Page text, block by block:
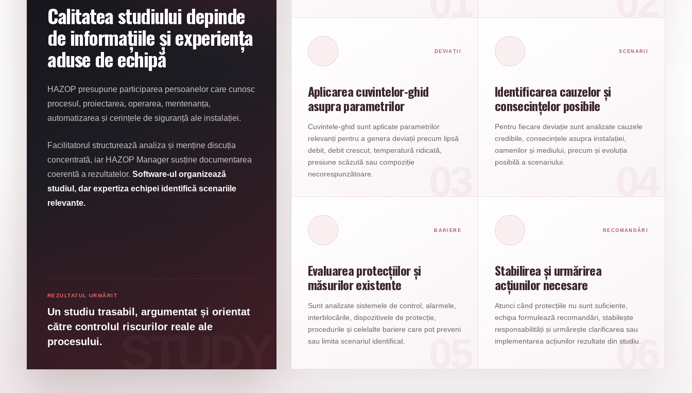
Calitatea studiului depinde
de informațiile și experiența
aduse de echipă
HAZOP presupune participarea persoanelor care cunosc
procesul, proiectarea, operarea, mentenanța,
automatizarea și cerințele de siguranță ale instalației.
Facilitatorul structurează analiza și menține discuția
concentrată, iar HAZOP Manager susține documentarea
coerentă a rezultatelor. Software-ul organizează
studiul, dar expertiza echipei identifică scenariile
relevante.
REZULTATUL URMĂRIT
Un studiu trasabil, argumentat și orientat
către controlul riscurilor reale ale
procesului.
DEVIAȚII
Aplicarea cuvintelor-ghid
asupra parametrilor
Cuvintele-ghid sunt aplicate parametrilor
relevanți pentru a genera deviații precum lipsă
debit, debit crescut, temperatură ridicată,
presiune scăzută sau compoziție
necorespunzătoare.
SCENARII
Identificarea cauzelor și
consecințelor posibile
Pentru fiecare deviație sunt analizate cauzele
credibile, consecințele asupra instalației,
oamenilor și mediului, precum și evoluția
posibilă a scenariului.
BARIERE
Evaluarea protecțiilor și
măsurilor existente
Sunt analizate sistemele de control, alarmele,
interblocările, dispozitivele de protecție,
procedurile și celelalte bariere care pot preveni
sau limita scenariul identificat.
RECOMANDĂRI
Stabilirea și urmărirea
acțiunilor necesare
Atunci când protecțiile nu sunt suficiente,
echipa formulează recomandări, stabilește
responsabilități și urmărește clarificarea sau
implementarea acțiunilor rezultate din studiu.